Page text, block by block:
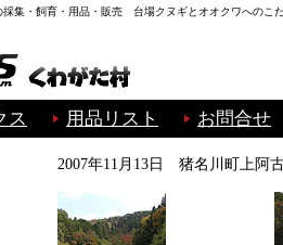
採集・飼育・用品・販売 台場クヌギとオオクワへのこ
ス 用品リスト お問合せ
2007年11月13日 猪名川町上阿